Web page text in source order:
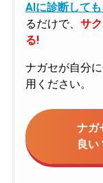
AIに診断しても
るだけで、 サ
る!
ナガセが自分
用ください。
ナガ
良